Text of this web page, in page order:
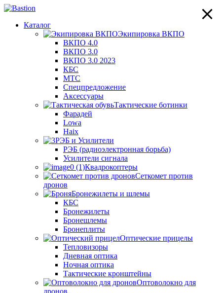
Каталог
Экипировка ВКПО
ВКПО 4.0
ВКПО 3.0
ВКПО 3.0 2023
КБС
МТС
Спецпредложение
Аксессуары
Тактические ботинки
Фарадей
Lowa
Haix
РЭБ и Усилители
РЭБ (радиоэлектронная борьба)
Усилители сигнала
Квадрокоптеры
Сеткомет против
дронов
Бронежилеты и шлемы
КБС
Бронежилеты
Бронешлемы
Бронеплиты
Оптические прицелы
Тепловизоры
Дневная оптика
Ночная оптика
Тактические кронштейны
Оптоволокно для
дронов
×
×
×
×